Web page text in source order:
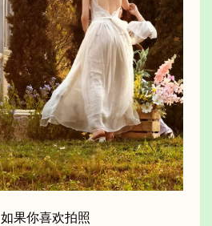
如果你喜欢拍照